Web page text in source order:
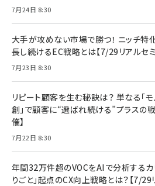
7月24日 8:30
大手が攻めない市場で勝つ！ ニッチ特
長し続けるEC戦略とは【7/29リアルセ
7月23日 8:30
リピート顧客を生む秘訣は？ 単なる「モ
創」で顧客に“選ばれ続ける”プラスの
催】
7月22日 8:30
年間32万件超のVOCをAIで分析するカ
りごと」起点のCX向上戦略とは？【7/29